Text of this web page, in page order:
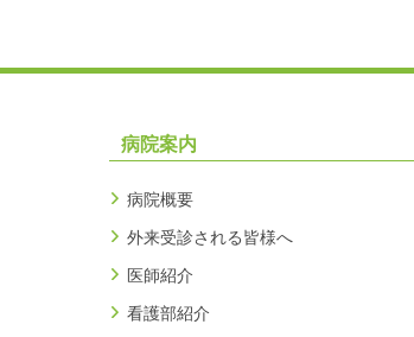
病院案内
病院概要
外来受診される皆様へ
医師紹介
看護部紹介